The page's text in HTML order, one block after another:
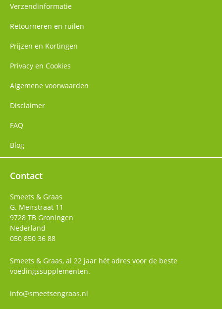
Verzendinformatie
Retourneren en ruilen
Prijzen en Kortingen
Privacy en Cookies
Algemene voorwaarden
Disclaimer
FAQ
Blog
Contact
Smeets & Graas
G. Meirstraat 11
9728 TB Groningen
Nederland
050 850 36 88
Smeets & Graas, al 22 jaar hét adres voor de beste
voedingssupplementen.
info@smeetsengraas.nl